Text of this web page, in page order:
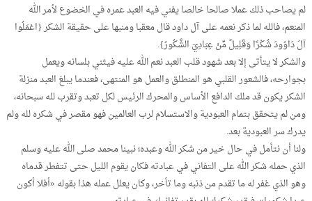
لم يصاحب ذلك عملا صالحا خالصا يفني فيه العبد عمره في الخضوع لأمر الله
المنعم، فالله لما ذكر نعمه على آل داود قال معقبا ومنبها على حقيقة الشكر {اعْمَلُوا
آلَ دَاوُودَ شُكْرًا وَقَلِيلٌ مِّنْ عِبَادِيَ الشَّكُورُ}.
والشكر لا يتأتى إلا بعد شهود قلب العبد نعم الله عليه فيثني بلسانه ويعمل
بجوارحه، فالشعور القلبي هو المنطلق والعمل هو المنتهى، فعندما يبلغ العبد منزلة
الشكر يكون قد ملك الدافع الأساس والمحرك الرئيس لكل تعبد وتقرب لله سبحانه،
ومن لم يتحقق بتمام العبودية والاستسلام لرب العالمين فهو مقصر في شكره لله ولم
يدرك سر العبودية بعد.
ولنا أن نتأمل في حال خير من شكر الله وعبده؛ نبينا محمد صلى الله عليه وسلم
الذي حمله شكر الله على التفاني في عبادته فكان يقوم الليل حتى تتفطر قدماه
وهو الذي غفر له ما تقدم من ذنبه وما تأخر، وكان يعلل عمله هذا بقوله «أفلا أكون